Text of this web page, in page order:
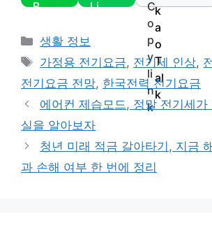
Categories
생활 정보
Tags
가정용 전기요금, 전기세 인상,
전기요금 전망, 한국전력 전기요금
에어컨 제습모드, 정말 전기세가
실을 알아보자
청년 미래 적금 갈아타기, 지금
과 손해 여부 한 번에 정리